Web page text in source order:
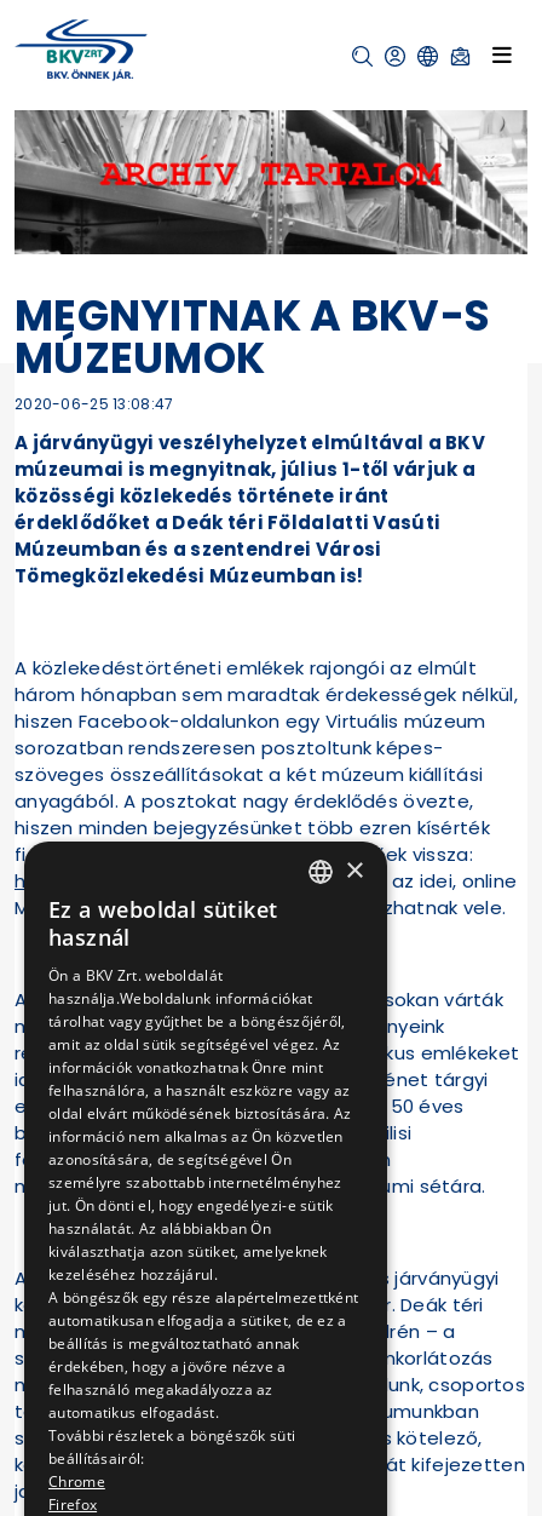
MEGNYITNAK A BKV-S
MÚZEUMOK
2020-06-25 13:08:47
A járványügyi veszélyhelyzet elmúltával a BKV
múzeumai is megnyitnak, július 1-től várjuk a
közösségi közlekedés története iránt
érdeklődőket a Deák téri Földalatti Vasúti
Múzeumban és a szentendrei Városi
Tömegközlekedési Múzeumban is!
A közlekedéstörténeti emlékek rajongói az elmúlt
három hónapban sem maradtak érdekességek nélkül,
hiszen Facebook-oldalunkon egy Virtuális múzeum
sorozatban rendszeresen posztoltunk képes-
szöveges összeállításokat a két múzeum kiállítási
anyagából. A posztokat nagy érdeklődés övezte,
hiszen minden bejegyzésünket több ezren kísérték
figyelemmel. A bejegyzések itt nézhetőek vissza:
https://www.facebook.com/bkvzrt1/, de az idei, online
Múzeumok Éjszakája felületein is találkozhatnak vele.
A visszajelzések alapján ennek ellenére sokan várták
már, hogy élőben is láthassák gyűjteményeink
relikviáit, újra felkereshessék a nosztalgikus emlékeket
idéző régi járműveket, a közlekedéstörténet tárgyi
emlékeit. Most lesz lehetőségük erre az 50 éves
budapesti metró kapcsán hirdetett áprilisi
fotópályázatunk résztvevőinek is, hiszen
mindannyiukat meginvitáltuk egy múzeumi sétára.
A múzeumok megnyitására az érvényes járványügyi
korlátozások betartása mellett kerül sor. Deák téri
múzeumunkban egyszerre tíz, Szentendrén – a
szabadtéri rész kivételével, ahol létszámkorlátozás
nincs – termenként öt látogatót fogadunk, csoportos
tárlatvezetésekre egyelőre egyik múzeumunkban
sincs lehetőség. Maszk viselése nálunk is kötelező,
kézfertőtlenítést biztosítunk, használatát kifejezetten
javasoljuk!
×
Ez a weboldal sütiket
használ
Ön a BKV Zrt. weboldalát
használja.Weboldalunk információkat
tárolhat vagy gyűjthet be a böngészőjéről,
amit az oldal sütik segítségével végez. Az
információk vonatkozhatnak Önre mint
felhasználóra, a használt eszközre vagy az
oldal elvárt működésének biztosítására. Az
információ nem alkalmas az Ön közvetlen
azonosítására, de segítségével Ön
személyre szabottabb internetélményhez
jut. Ön dönti el, hogy engedélyezi-e sütik
használatát. Az alábbiakban Ön
kiválaszthatja azon sütiket, amelyeknek
kezeléséhez hozzájárul.
A böngészők egy része alapértelmezettként
automatikusan elfogadja a sütiket, de ez a
beállítás is megváltoztatható annak
érdekében, hogy a jövőre nézve a
felhasználó megakadályozza az
automatikus elfogadást.
További részletek a böngészők süti
beállításairól:
Chrome
Firefox